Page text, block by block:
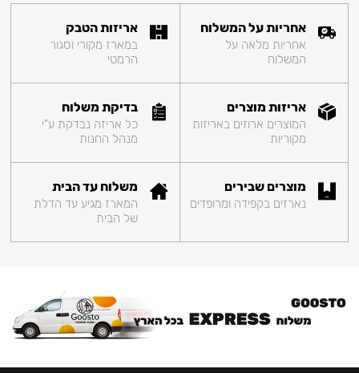
אחריות על המשלוח
אחריות מלאה על
המשלוח
אריזות הטבק
במארז מקורי וסגור
הרמטי
אריזות מוצרים
המוצרים ארוזים באריזות
מקוריות
בדיקת משלוח
כל אריזה נבדקת ע"י
מנהל החנות
מוצרים שבירים
נארזים בקפידה ומרופדים
משלוח עד הבית
המארז מגיע עד הדלת
של הבית